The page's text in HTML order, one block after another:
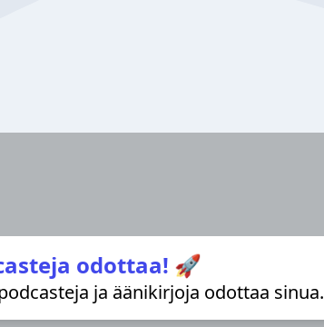
odottaa! 🚀
ja äänikirjoja odottaa sinua.